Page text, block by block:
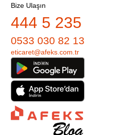
Bize Ulaşın
444 5 235
0533 030 82 13
eticaret@afeks.com.tr